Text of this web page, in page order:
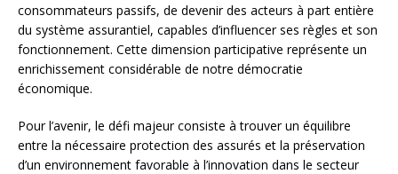
consommateurs passifs, de devenir des acteurs à part entière
du système assurantiel, capables d’influencer ses règles et son
fonctionnement. Cette dimension participative représente un
enrichissement considérable de notre démocratie
économique.
Pour l’avenir, le défi majeur consiste à trouver un équilibre
entre la nécessaire protection des assurés et la préservation
d’un environnement favorable à l’innovation dans le secteur